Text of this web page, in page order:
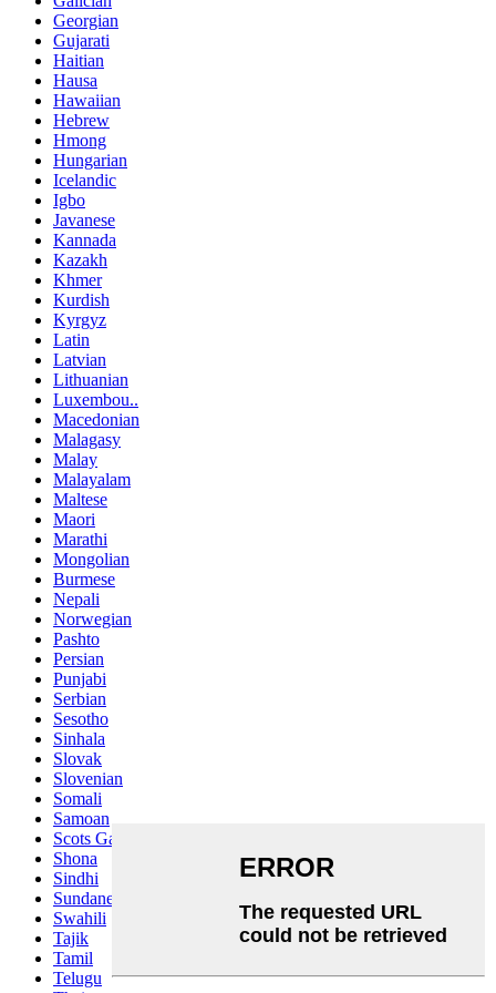
Georgian
Gujarati
Haitian
Hausa
Hawaiian
Hebrew
Hmong
Hungarian
Icelandic
Igbo
Javanese
Kannada
Kazakh
Khmer
Kurdish
Kyrgyz
Latin
Latvian
Lithuanian
Luxembou..
Macedonian
Malagasy
Malay
Malayalam
Maltese
Maori
Marathi
Mongolian
Burmese
Nepali
Norwegian
Pashto
Persian
Punjabi
Serbian
Sesotho
Sinhala
Slovak
Slovenian
Somali
Samoan
Scots Gaelic
Shona
Sindhi
Sundanese
Swahili
Tajik
Tamil
Telugu